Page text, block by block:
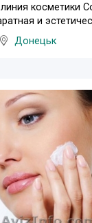
косметики
и
Донецьк